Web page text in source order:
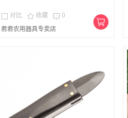
对比  收藏  0
君君农用器具专卖店